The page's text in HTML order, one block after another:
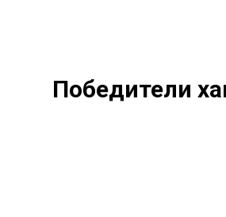
Победители